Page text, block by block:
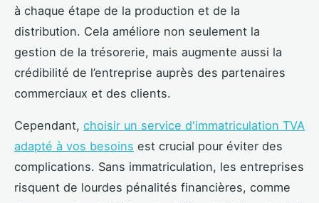
à chaque étape de la production et de la
distribution. Cela améliore non seulement la
gestion de la trésorerie, mais augmente aussi la
crédibilité de l’entreprise auprès des partenaires
commerciaux et des clients.
Cependant, choisir un service d'immatriculation TVA
adapté à vos besoins est crucial pour éviter des
complications. Sans immatriculation, les entreprises
risquent de lourdes pénalités financières, comme